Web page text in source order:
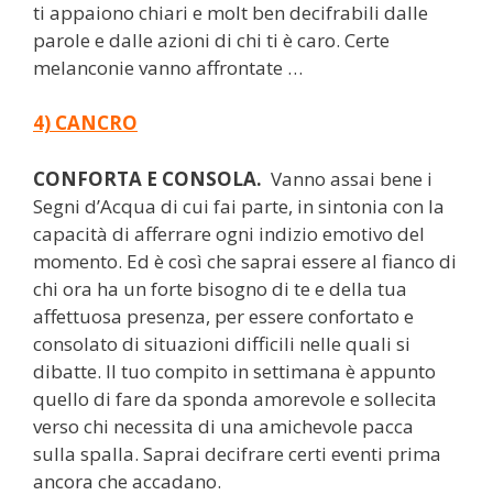
ti appaiono chiari e molt ben decifrabili dalle
parole e dalle azioni di chi ti è caro. Certe
melanconie vanno affrontate …
4) CANCRO
CONFORTA E CONSOLA. Vanno assai bene i
Segni d’Acqua di cui fai parte, in sintonia con la
capacità di afferrare ogni indizio emotivo del
momento. Ed è così che saprai essere al fianco di
chi ora ha un forte bisogno di te e della tua
affettuosa presenza, per essere confortato e
consolato di situazioni difficili nelle quali si
dibatte. Il tuo compito in settimana è appunto
quello di fare da sponda amorevole e sollecita
verso chi necessita di una amichevole pacca
sulla spalla. Saprai decifrare certi eventi prima
ancora che accadano.